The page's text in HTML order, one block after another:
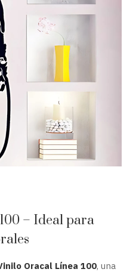
– Ideal para
Oracal Línea 100, una